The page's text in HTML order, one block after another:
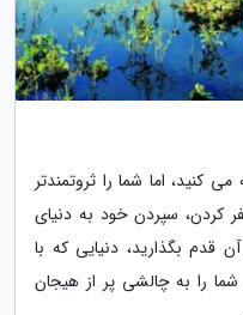
کنید، اما شما را ثروتمندتر
کردن، سپردن خود به دنیای
قدم بگذارید، دنیایی که با
را به چالشی پر از هیجان